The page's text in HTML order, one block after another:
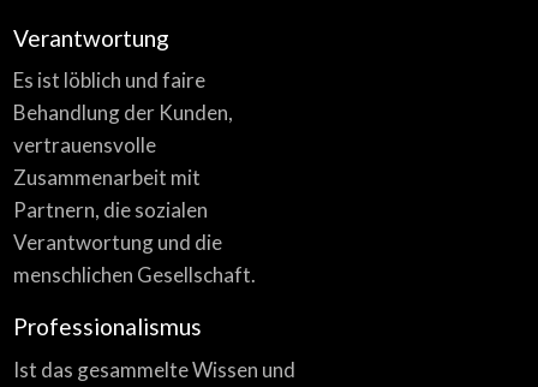
Verantwortung
Es ist löblich und faire
Behandlung der Kunden,
vertrauensvolle
Zusammenarbeit mit
Partnern, die sozialen
Verantwortung und die
menschlichen Gesellschaft.
Professionalismus
Ist das gesammelte Wissen und